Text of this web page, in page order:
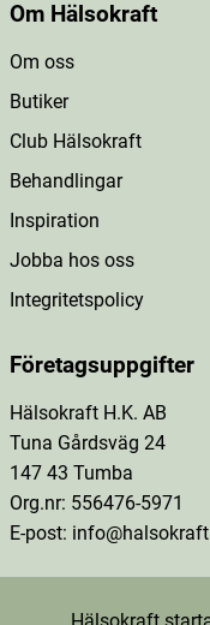
Om Hälsokraft
Om oss
Butiker
Club Hälsokraft
Behandlingar
Inspiration
Jobba hos oss
Integritetspolicy
Företagsuppgifter
Hälsokraft H.K. AB
Tuna Gårdsväg 24
147 43 Tumba
Org.nr: 556476-5971
E-post: